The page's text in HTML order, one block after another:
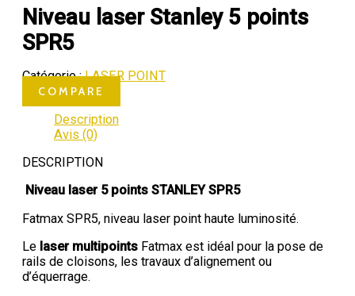
Niveau laser Stanley 5 points
SPR5
Catégorie :LASER POINT
COMPARE
Description
Avis (0)
DESCRIPTION
Niveau laser 5 points STANLEY SPR5
Fatmax SPR5, niveau laser point haute luminosité.
Le laser multipoints Fatmax est idéal pour la pose de
rails de cloisons, les travaux d’alignement ou
d’équerrage.